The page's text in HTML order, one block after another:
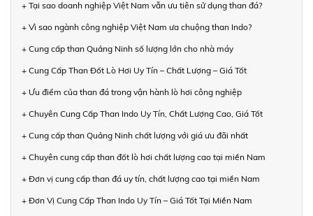
+ Tại sao doanh nghiệp Việt Nam vẫn ưu tiên sử dụng than đá?
+ Vì sao ngành công nghiệp Việt Nam ưa chuộng than Indo?
+ Cung cấp than Quảng Ninh số lượng lớn cho nhà máy
+ Cung Cấp Than Đốt Lò Hơi Uy Tín – Chất Lượng – Giá Tốt
+ Ưu điểm của than đá trong vận hành lò hơi công nghiệp
+ Chuyên Cung Cấp Than Indo Uy Tín, Chất Lượng Cao, Giá Tốt
+ Cung cấp than Quảng Ninh chất lượng với giá ưu đãi nhất
+ Chuyên cung cấp than đốt lò hơi chất lượng cao tại miền Nam
+ Đơn vị cung cấp than đá uy tín, chất lượng cao tại miền Nam
+ Đơn Vị Cung Cấp Than Indo Uy Tín – Giá Tốt Tại Miền Nam